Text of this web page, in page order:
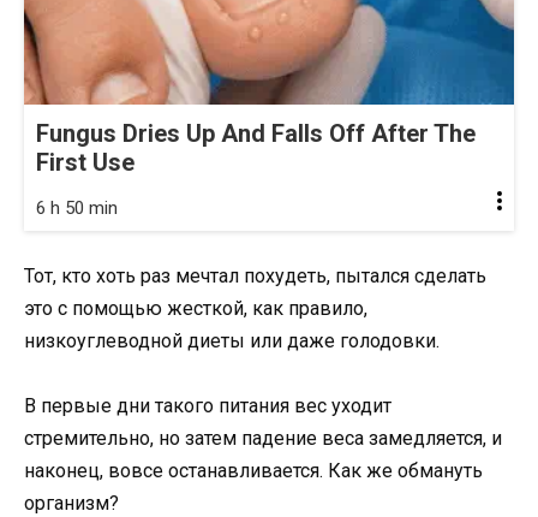
Fungus Dries Up And Falls Off After The
First Use
6 h 50 min
Тот, кто хоть раз мечтал похудеть, пытался сделать
это с помощью жесткой, как правило,
низкоуглеводной диеты или даже голодовки.
В первые дни такого питания вес уходит
стремительно, но затем падение веса замедляется, и
наконец, вовсе останавливается. Как же обмануть
организм?